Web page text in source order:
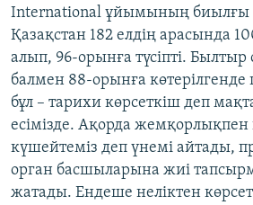
International ұйымының биылғы
Қазақстан 182 елдің арасында
алып, 96-орынға түсіпті. Былтыр
балмен 88-орынға көтерілгенде
бұл – тарихи көрсеткіш деп
есімізде. Ақорда жемқорлықпен
күшейтеміз деп үнемі айтады,
орган басшыларына жиі
жатады. Ендеше неліктен